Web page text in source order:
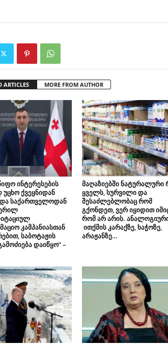
ARTICLES MORE FROM AUTHOR
ინტერესების
უცხო ქვეყნიდან
საქართველოდან
კამპანიასთან
საბოტაჟის
დაიწყო” –
მაღაზიებში ნატურალური
ყველს, სურვილი და
შესაძლებლობაც რომ
გქონდეთ, ვერ იყიდით
რომ არ არის.
ითქმის კარაქზე, ხაჭოზე,
არაჟანზე…